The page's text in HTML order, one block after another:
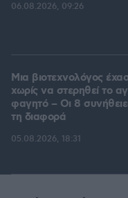
06.08.2026, 09:26
Μια βιοτεχνολόγος
χωρίς να στερηθεί το
φαγητό – Οι 8
τη διαφορά
05.08.2026, 18:31